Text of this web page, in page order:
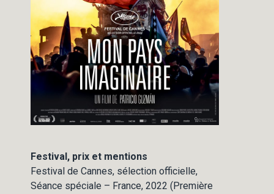
Festival, prix et mentions
Festival de Cannes, sélection officielle,
Séance spéciale – France, 2022 (Première